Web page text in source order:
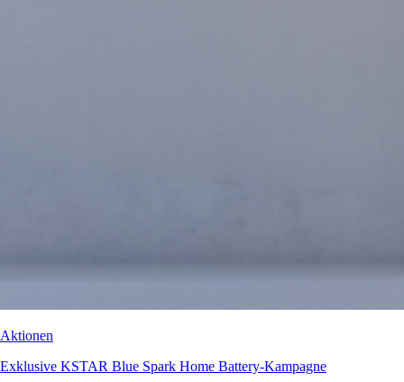
Aktionen
Exklusive KSTAR Blue Spark Home Battery-Kampagne